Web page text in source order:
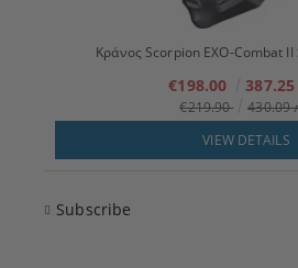
Κράνος Scorpion EXO-Combat
€198.00
€219.90
430.09
VIEW DETAILS
Subscribe